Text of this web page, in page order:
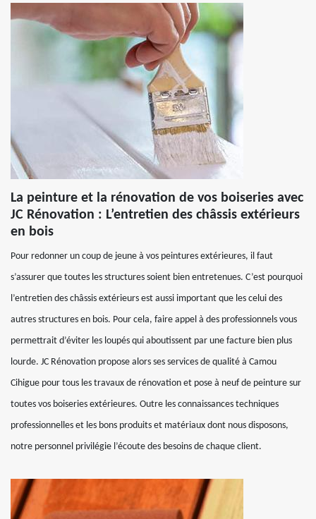
La peinture et la rénovation de vos boiseries avec
JC Rénovation : L’entretien des châssis extérieurs
en bois
Pour redonner un coup de jeune à vos peintures extérieures, il faut
s’assurer que toutes les structures soient bien entretenues. C’est pourquoi
l’entretien des châssis extérieurs est aussi important que les celui des
autres structures en bois. Pour cela, faire appel à des professionnels vous
permettrait d’éviter les loupés qui aboutissent par une facture bien plus
lourde. JC Rénovation propose alors ses services de qualité à Camou
Cihigue pour tous les travaux de rénovation et pose à neuf de peinture sur
toutes vos boiseries extérieures. Outre les connaissances techniques
professionnelles et les bons produits et matériaux dont nous disposons,
notre personnel privilégie l’écoute des besoins de chaque client.